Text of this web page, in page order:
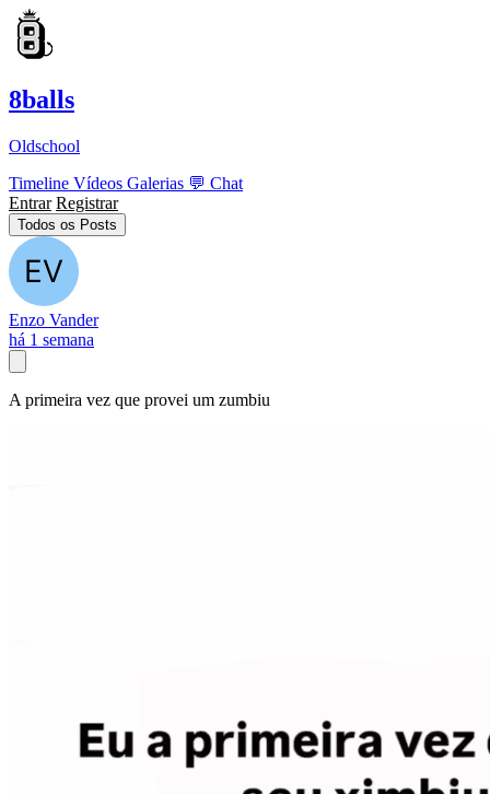
8balls
Oldschool
Timeline Vídeos Galerias 💬 Chat
Entrar Registrar
Todos os Posts
Enzo Vander
há 1 semana
A primeira vez que provei um zumbiu